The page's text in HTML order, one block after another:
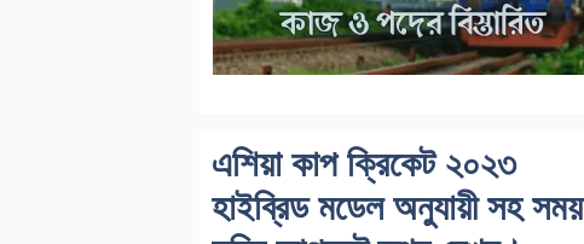
এশিয়া কাপ ক্রিকেট ২০২৩
হাইব্রিড মডেল অনুযায়ী সহ সময়